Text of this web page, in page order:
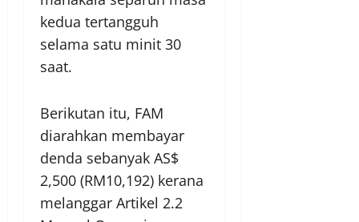
kedua tertangguh
selama satu minit 30
saat.
Berikutan itu, FAM
diarahkan membayar
denda sebanyak AS$
2,500 (RM10,192) kerana
melanggar Artikel 2.2